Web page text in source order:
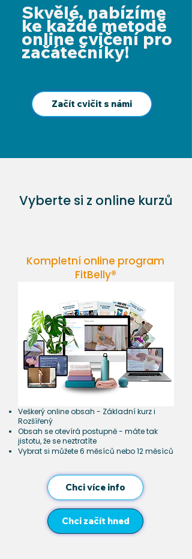
Skvělé, nabízíme
ke každé metodě
online cvičení pro
začátečníky!
Začít cvičit s námi
Vyberte si z online kurzů
Kompletní online program
FitBelly®
Veškerý online obsah - Základní kurz i
Rozšířený
Obsah se otevírá postupně - máte tak
jistotu, že se neztratíte
Vybrat si můžete 6 měsíců nebo 12 měsíců
Chci více info
Chci začít hned